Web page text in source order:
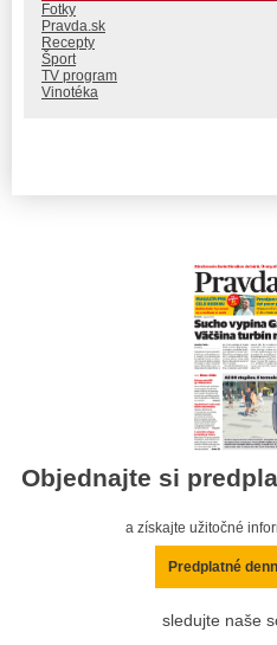
Fotky
Pravda.sk
Recepty
Šport
TV program
Vinotéka
Objednajte si
a získajte užitočné
Predplatné
sledujte naše